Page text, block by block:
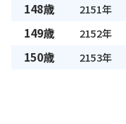
148歳 2151年
149歳 2152年
150歳 2153年